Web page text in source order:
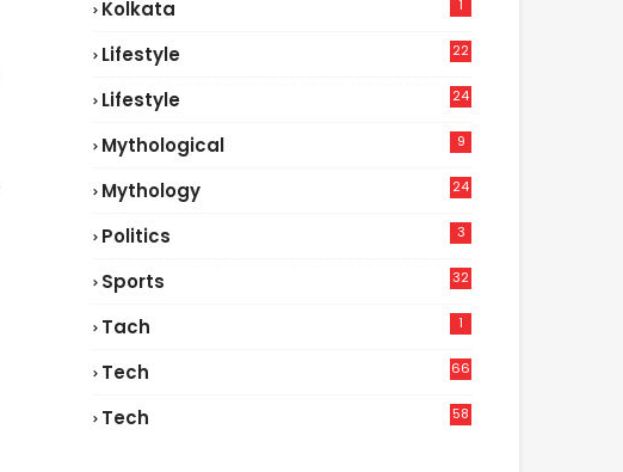
Kolkata 1
Lifestyle
22
Lifestyle
24
Mythological 9
Mythology 24
Politics 3
Sports 32
Tach 1
Tech
66
Tech
58